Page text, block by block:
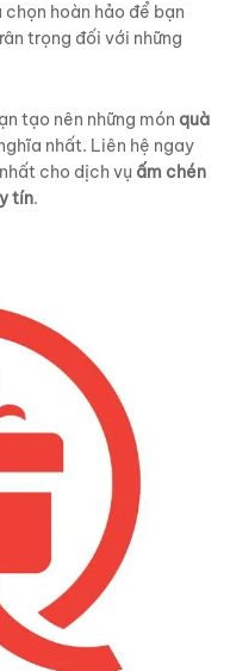
hoàn hảo để bạn
trọng đối với những
tạo nên những món quà
nhất. Liên hệ ngay
cho dịch vụ ấm chén
tín.